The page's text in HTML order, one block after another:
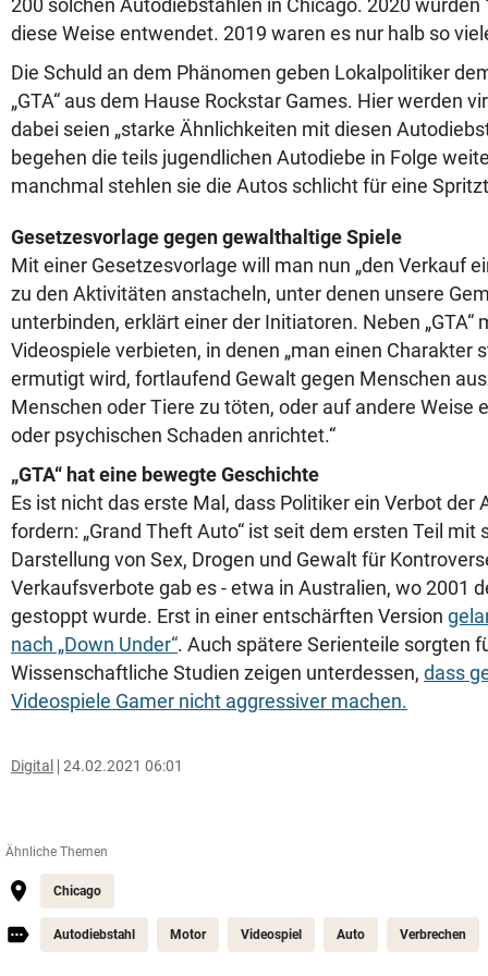
200 solchen Autodiebstählen in Chicago. 2020
diese Weise entwendet. 2019 waren es nur halb so
Die Schuld an dem Phänomen geben Lokalpolitiker
„GTA“ aus dem Hause Rockstar Games. Hier werden
dabei seien „starke Ähnlichkeiten mit diesen
begehen die teils jugendlichen Autodiebe in Folge
manchmal stehlen sie die Autos schlicht für eine
Gesetzesvorlage gegen gewalthaltige Spiele
Mit einer Gesetzesvorlage will man nun „den Verkauf
zu den Aktivitäten anstacheln, unter denen unsere
unterbinden, erklärt einer der Initiatoren. Neben „GTA“
Videospiele verbieten, in denen „man einen Charakter
ermutigt wird, fortlaufend Gewalt gegen Menschen
Menschen oder Tiere zu töten, oder auf andere Weise
oder psychischen Schaden anrichtet.“
„GTA“ hat eine bewegte Geschichte
Es ist nicht das erste Mal, dass Politiker ein Verbot der
fordern: „Grand Theft Auto“ ist seit dem ersten Teil mit
Darstellung von Sex, Drogen und Gewalt für
Verkaufsverbote gab es - etwa in Australien, wo 2001
gestoppt wurde. Erst in einer entschärften Version
nach „Down Under“. Auch spätere Serienteile sorgten
Wissenschaftliche Studien zeigen unterdessen, dass
Videospiele Gamer nicht aggressiver machen.
Digital 24.02.2021 06:01
Ähnliche Themen
Chicago
Autodiebstahl Motor Videospiel Auto Verbrechen